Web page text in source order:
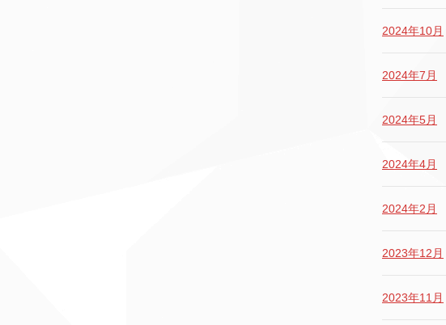
2024年10月
2024年7月
2024年5月
2024年4月
2024年2月
2023年12月
2023年11月